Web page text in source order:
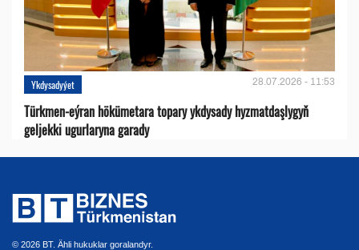
Ykdysadyýet 28.07.2026 - 11:53
Türkmen-eýran hökümetara topary ykdysady hyzmatdaşlygyň
geljekki ugurlaryna garady
© 2026 BT. Ähli hukuklar goralandyr.